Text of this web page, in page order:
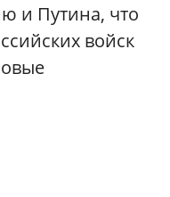
и Путина, что
войск